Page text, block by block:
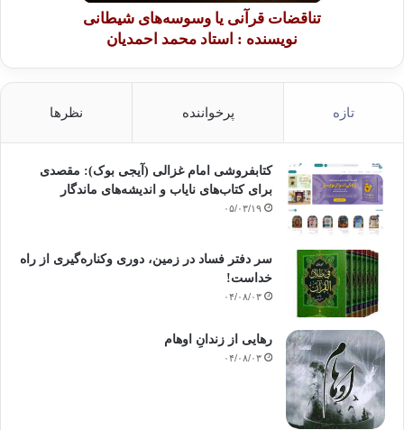
تناقضات قرآنی یا وسوسه‌های شیطانی
نویسنده : استاد محمد احمدیان
تازه پرخواننده نظرها
کتابفروشی امام غزالی (آیجی بوک): مقصدی
برای کتاب‌های نایاب و اندیشه‌های ماندگار
۰۵/۰۳/۱۹
سر دفتر فساد در زمین‌، دوری وکناره‌گیری از راه
خداست‌!
۰۴/۰۸/۰۳
رهایی از زندانِ اوهام
۰۴/۰۸/۰۳